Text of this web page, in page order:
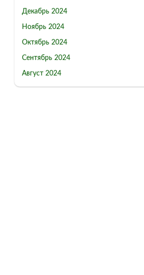
Декабрь 2024
Ноябрь 2024
Октябрь 2024
Сентябрь 2024
Август 2024